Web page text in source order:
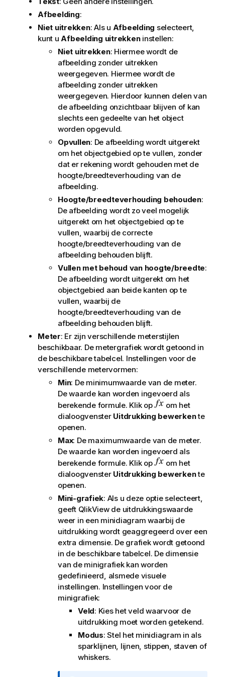
Afbeelding:
Niet uitrekken: Als u Afbeelding selecteert,
kunt uAfbeelding uitrekkeninstellen:
Niet uitrekken: Hiermee wordt de
afbeelding zonder uitrekken
weergegeven. Hiermee wordt de
afbeelding zonder uitrekken
weergegeven. Hierdoor kunnen delen van
de afbeelding onzichtbaar blijven of kan
slechts een gedeelte van het object
worden opgevuld.
Opvullen: De afbeelding wordt uitgerekt
om het objectgebied op te vullen, zonder
dat er rekening wordt gehouden met de
hoogte/breedteverhouding van de
afbeelding.
Hoogte/breedteverhouding behouden:
De afbeelding wordt zo veel mogelijk
uitgerekt om het objectgebied op te
vullen, waarbij de correcte
hoogte/breedteverhouding van de
afbeelding behouden blijft.
Vullen met behoud van hoogte/breedte:
De afbeelding wordt uitgerekt om het
objectgebied aan beide kanten op te
vullen, waarbij de
hoogte/breedteverhouding van de
afbeelding behouden blijft.
Meter: Er zijn verschillende meterstijlen
beschikbaar. De metergrafiek wordt getoond in
de beschikbare tabelcel. Instellingen voor de
verschillende metervormen:
Min: De minimumwaarde van de meter.
De waarde kan worden ingevoerd als
berekende formule. Klik op
om het
dialoogvenster Uitdrukking bewerkente
openen.
Max: De maximumwaarde van de meter.
De waarde kan worden ingevoerd als
berekende formule. Klik op
om het
dialoogvenster Uitdrukking bewerkente
openen.
Mini-grafiek: Als u deze optie selecteert,
geeft QlikView de uitdrukkingswaarde
weer in een minidiagram waarbij de
uitdrukking wordt geaggregeerd over een
extra dimensie. De grafiek wordt getoond
in de beschikbare tabelcel. De dimensie
van de minigrafiek kan worden
gedefinieerd, alsmede visuele
instellingen. Instellingen voor de
minigrafiek:
Veld: Kies het veld waarvoor de
uitdrukking moet worden getekend.
Modus: Stel het minidiagram in als
sparklijnen, lijnen, stippen, staven of
whiskers.